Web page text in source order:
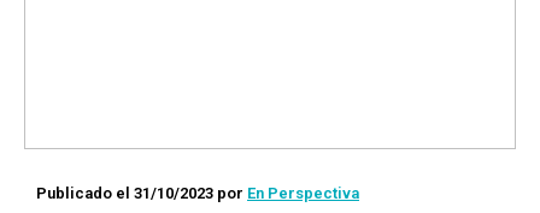
Publicado el 31/10/2023 por En Perspectiva